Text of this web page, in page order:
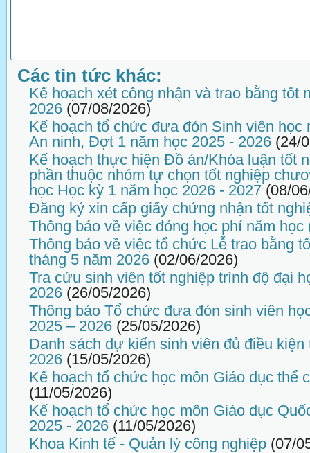
Các tin tức khác:
Kế hoạch xét công nhận và trao bằng tốt
2026 (07/08/2026)
Kế hoạch tổ chức đưa đón Sinh viên học
An ninh, Đợt 1 năm học 2025 - 2026 (24/
Kế hoạch thực hiện Đồ án/Khóa luận tốt
phần thuộc nhóm tự chọn tốt nghiệp
học Học kỳ 1 năm học 2026 - 2027 (08/
Đăng ký xin cấp giấy chứng nhận tốt
Thông báo về việc đóng học phí năm học
Thông báo về việc tổ chức Lễ trao bằng
tháng 5 năm 2026 (02/06/2026)
Tra cứu sinh viên tốt nghiệp trình độ đại
2026 (26/05/2026)
Thông báo Tổ chức đưa đón sinh viên
2025 – 2026 (25/05/2026)
Danh sách dự kiến sinh viên đủ điều
2026 (15/05/2026)
Kế hoạch tổ chức học môn Giáo dục thể
(11/05/2026)
Kế hoạch tổ chức học môn Giáo dục
2025 - 2026 (11/05/2026)
Khoa Kinh tế - Quản lý công nghiệp (07/